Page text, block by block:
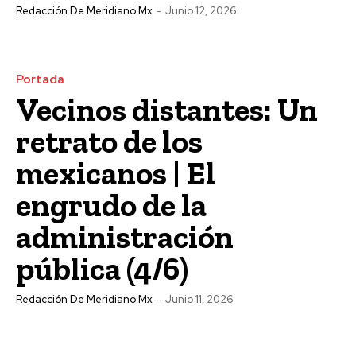
Redacción De Meridiano.mx - Junio 12, 2026
Portada
Vecinos distantes: Un
retrato de los
mexicanos | El
engrudo de la
administración
pública (4/6)
Redacción De Meridiano.mx - Junio 11, 2026